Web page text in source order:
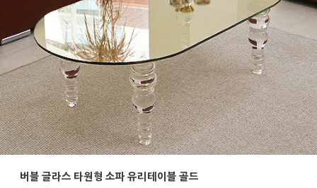
버블 글라스 타원형 소파 유리테이블 골드